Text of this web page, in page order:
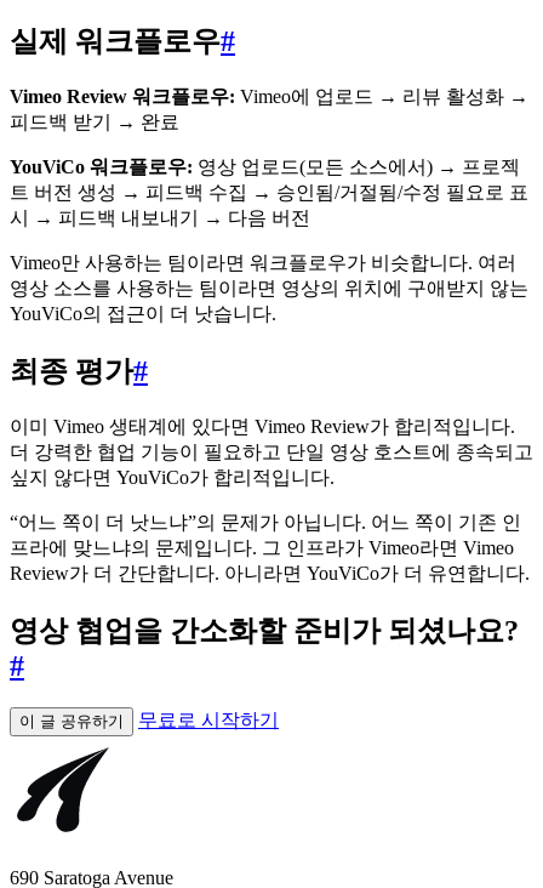
실제 워크플로우#
Vimeo Review 워크플로우: Vimeo에 업로드 → 리뷰 활성화 →
피드백 받기 → 완료
YouViCo 워크플로우: 영상 업로드(모든 소스에서) → 프로젝
트 버전 생성 → 피드백 수집 → 승인됨/거절됨/수정 필요로 표
시 → 피드백 내보내기 → 다음 버전
Vimeo만 사용하는 팀이라면 워크플로우가 비슷합니다. 여러
영상 소스를 사용하는 팀이라면 영상의 위치에 구애받지 않는
YouViCo의 접근이 더 낫습니다.
최종 평가#
이미 Vimeo 생태계에 있다면 Vimeo Review가 합리적입니다.
더 강력한 협업 기능이 필요하고 단일 영상 호스트에 종속되고
싶지 않다면 YouViCo가 합리적입니다.
“어느 쪽이 더 낫느냐”의 문제가 아닙니다. 어느 쪽이 기존 인
프라에 맞느냐의 문제입니다. 그 인프라가 Vimeo라면 Vimeo
Review가 더 간단합니다. 아니라면 YouViCo가 더 유연합니다.
영상 협업을 간소화할 준비가 되셨나요?
#
이 글 공유하기 무료로 시작하기
690 Saratoga Avenue